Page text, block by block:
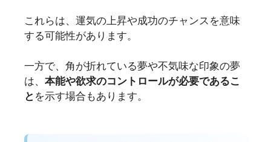
これらは、運気の上昇や成功のチャンスを意味
する可能性があります。
一方で、角が折れている夢や不気味な印象の夢
は、 本能や欲求のコントロールが必要であるこ
と を示す場合もあります。